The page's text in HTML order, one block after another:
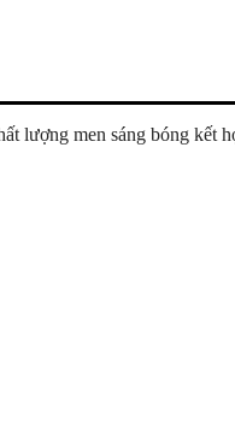
lượng men sáng bóng kết